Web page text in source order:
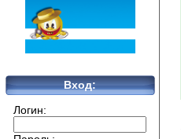
Вход:
Логин: